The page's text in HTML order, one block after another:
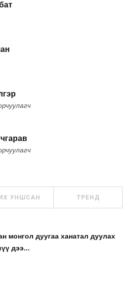
ИХ УНШСАН ТРЕНД
монгол дуугаа ханатал дуулах
дээ...